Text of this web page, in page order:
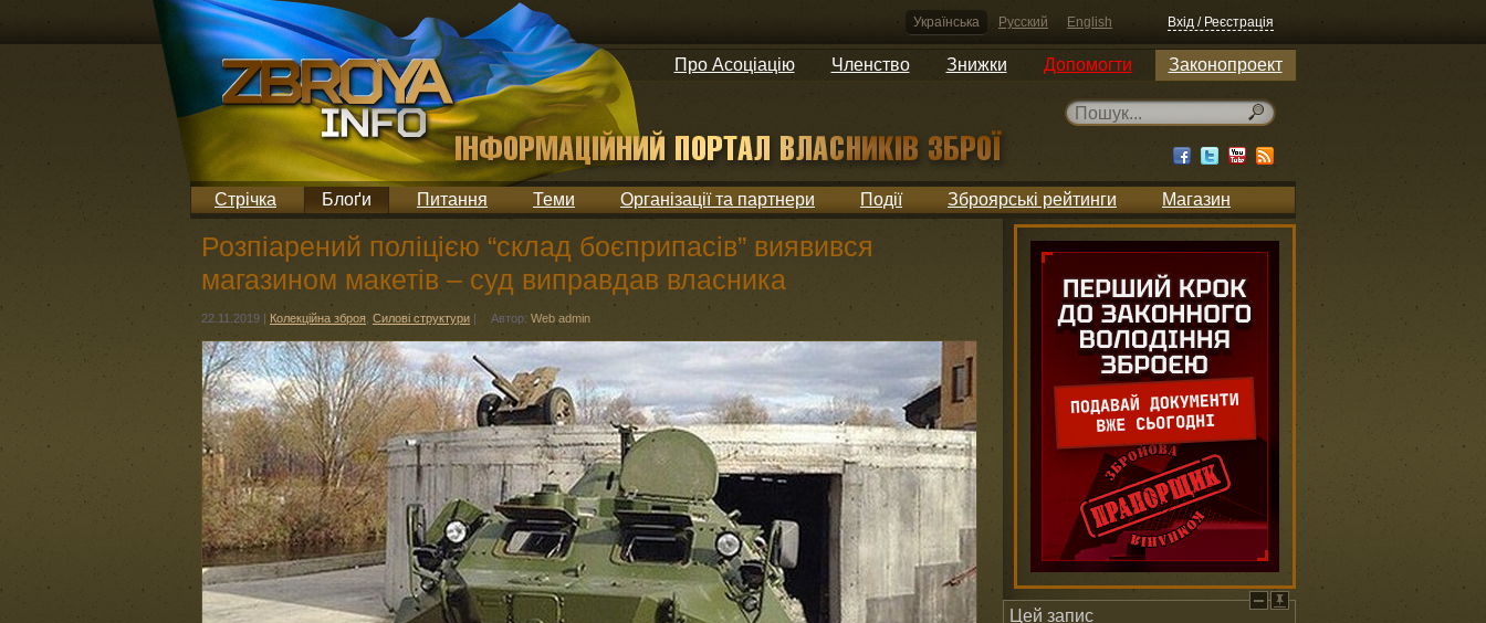
Українська Русский English Вхід / Реєстрація
Про Асоціацію Членство Знижки Допомогти Законопроект
Стрічка Блоґи Питання Теми Організації та партнери Події Зброярські рейтинги Магазин
Розпіарений поліцією “склад боєприпасів” виявився
магазином макетів – суд виправдав власника
22.11.2019 | Колекційна зброя Силові структури | Автор: Web admin
Цей запис